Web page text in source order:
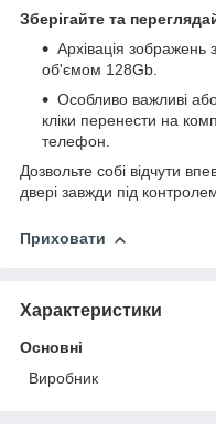
Зберігайте та
Архівація зображень
об'ємом 128Gb.
Особливо важливі
кліки перенести на
телефон.
Дозвольте собі відчути
двері завжди під
Приховати
Характеристики
Основні
Виробник